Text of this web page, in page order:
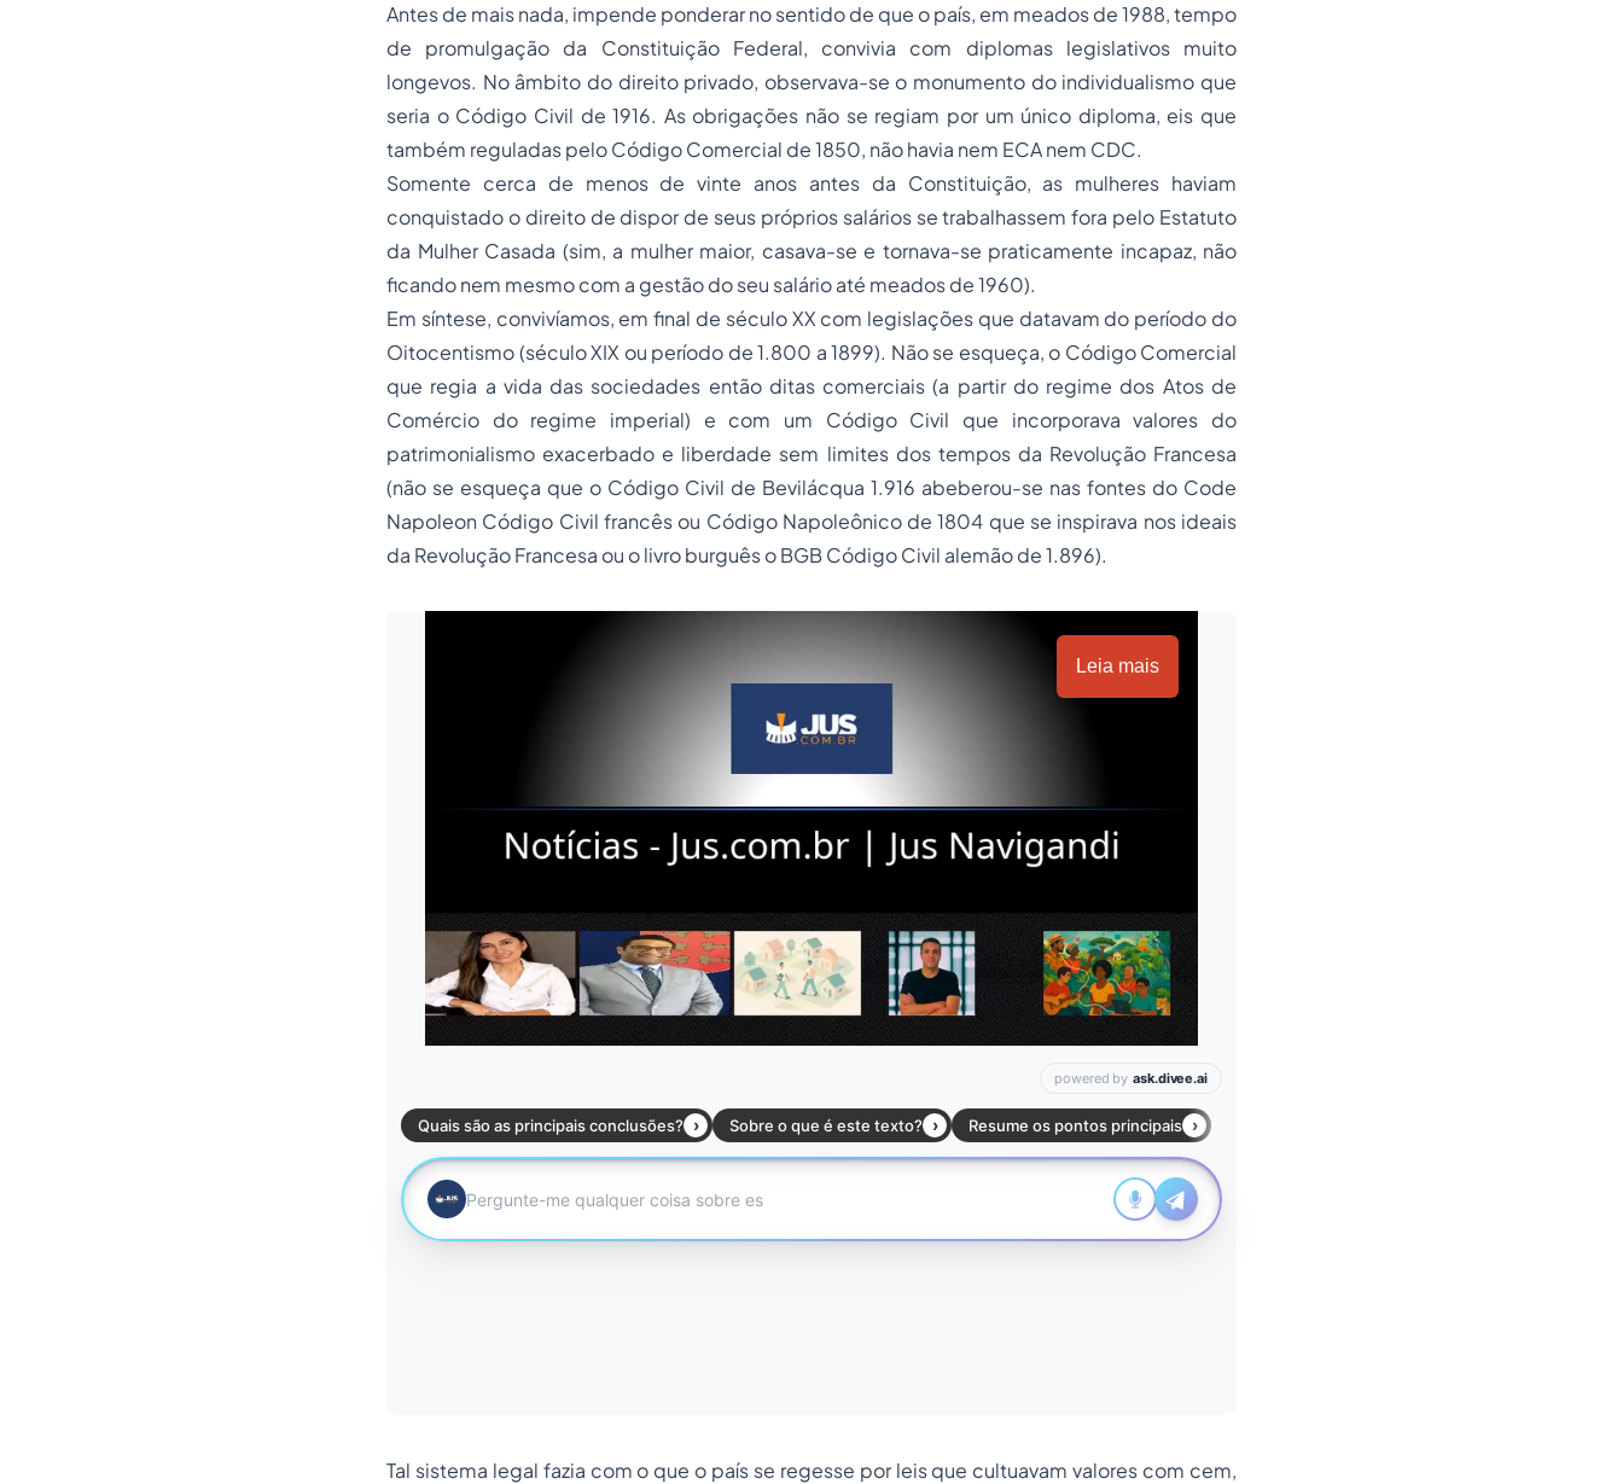
Antes de mais nada, impende ponderar no sentido de que o país, em meados de 1988, tempo
de promulgação da Constituição Federal, convivia com diplomas legislativos muito
longevos. No âmbito do direito privado, observava-se o monumento do individualismo que
seria o Código Civil de 1916. As obrigações não se regiam por um único diploma, eis que
também reguladas pelo Código Comercial de 1850, não havia nem ECA nem CDC.
Somente cerca de menos de vinte anos antes da Constituição, as mulheres haviam
conquistado o direito de dispor de seus próprios salários se trabalhassem fora pelo Estatuto
da Mulher Casada (sim, a mulher maior, casava-se e tornava-se praticamente incapaz, não
ficando nem mesmo com a gestão do seu salário até meados de 1960).
Em síntese, convivíamos, em final de século XX com legislações que datavam do período do
Oitocentismo (século XIX ou período de 1.800 a 1899). Não se esqueça, o Código Comercial
que regia a vida das sociedades então ditas comerciais (a partir do regime dos Atos de
Comércio do regime imperial) e com um Código Civil que incorporava valores do
patrimonialismo exacerbado e liberdade sem limites dos tempos da Revolução Francesa
(não se esqueça que o Código Civil de Bevilácqua 1.916 abeberou-se nas fontes do Code
Napoleon Código Civil francês ou Código Napoleônico de 1804 que se inspirava nos ideais
da Revolução Francesa ou o livro burguês o BGB Código Civil alemão de 1.896).
Leia mais
Tal sistema legal fazia com o que o país se regesse por leis que cultuavam valores com cem,